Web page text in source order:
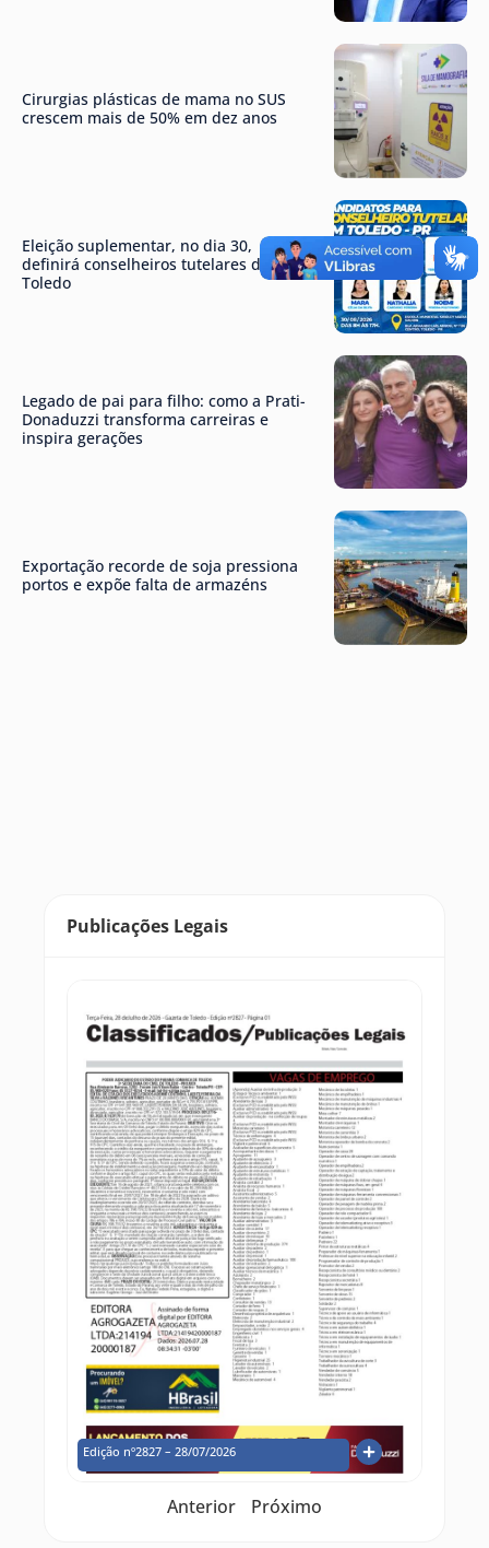
Cirurgias plásticas de mama no SUS
crescem mais de 50% em dez anos
Eleição suplementar, no dia 30,
definirá conselheiros tutelares de
Toledo
Legado de pai para filho: como a Prati-
Donaduzzi transforma carreiras e
inspira gerações
Exportação recorde de soja pressiona
portos e expõe falta de armazéns
Publicações Legais
Edição nº2827 – 28/07/2026
Anterior Próximo